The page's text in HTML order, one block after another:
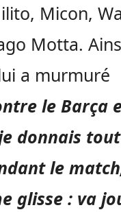
Micon,
Motta.
a murmuré
le Barça
donnais
le
glisse : va